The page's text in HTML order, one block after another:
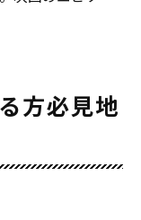
方必見地